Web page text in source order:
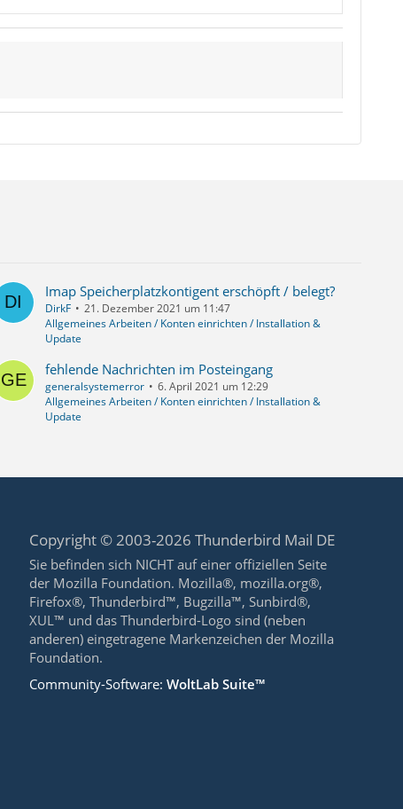
Imap Speicherplatzkontigent erschöpft / belegt?
DirkF
21. Dezember 2021 um 11:47
Allgemeines Arbeiten / Konten einrichten / Installation &
Update
fehlende Nachrichten im Posteingang
generalsystemerror
6. April 2021 um 12:29
Allgemeines Arbeiten / Konten einrichten / Installation &
Update
Copyright © 2003-2026 Thunderbird Mail DE
Sie befinden sich NICHT auf einer offiziellen Seite
der Mozilla Foundation. Mozilla®, mozilla.org®,
Firefox®, Thunderbird™, Bugzilla™, Sunbird®,
XUL™ und das Thunderbird-Logo sind (neben
anderen) eingetragene Markenzeichen der Mozilla
Foundation.
Community-Software:WoltLab Suite™